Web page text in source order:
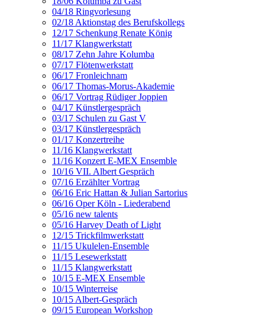
04/18 Ringvorlesung
02/18 Aktionstag des Berufskollegs
12/17 Schenkung Renate König
11/17 Klangwerkstatt
08/17 Zehn Jahre Kolumba
07/17 Flötenwerkstatt
06/17 Fronleichnam
06/17 Thomas-Morus-Akademie
06/17 Vortrag Rüdiger Joppien
04/17 Künstlergespräch
03/17 Schulen zu Gast V
03/17 Künstlergespräch
01/17 Konzertreihe
11/16 Klangwerkstatt
11/16 Konzert E-MEX Ensemble
10/16 VII. Albert Gespräch
07/16 Erzählter Vortrag
06/16 Eric Hattan & Julian Sartorius
06/16 Oper Köln - Liederabend
05/16 new talents
05/16 Harvey Death of Light
12/15 Trickfilmwerkstatt
11/15 Ukulelen-Ensemble
11/15 Lesewerkstatt
11/15 Klangwerkstatt
10/15 E-MEX Ensemble
10/15 Winterreise
10/15 Albert-Gespräch
09/15 European Workshop